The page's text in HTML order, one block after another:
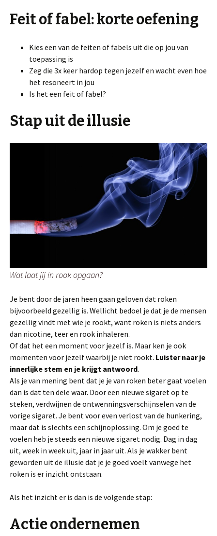
Feit of fabel: korte oefening
Kies een van de feiten of fabels uit die op jou van
toepassing is
Zeg die 3x keer hardop tegen jezelf en wacht even hoe
het resoneert in jou
Is het een feit of fabel?
Stap uit de illusie
Wat laat jij in rook opgaan?
Je bent door de jaren heen gaan geloven dat roken
bijvoorbeeld gezellig is. Wellicht bedoel je dat je de mensen
gezellig vindt met wie je rookt, want roken is niets anders
dan nicotine, teer en rook inhaleren.
Of dat het een moment voor jezelf is. Maar ken je ook
momenten voor jezelf waarbij je niet rookt. Luister naar je
innerlijke stem en je krijgt antwoord.
Als je van mening bent dat je je van roken beter gaat voelen
dan is dat ten dele waar. Door een nieuwe sigaret op te
steken, verdwijnen de ontwenningsverschijnselen van de
vorige sigaret. Je bent voor even verlost van de hunkering,
maar dat is slechts een schijnoplossing. Om je goed te
voelen heb je steeds een nieuwe sigaret nodig. Dag in dag
uit, week in week uit, jaar in jaar uit. Als je wakker bent
geworden uit de illusie dat je je goed voelt vanwege het
roken is er inzicht ontstaan.
Als het inzicht er is dan is de volgende stap:
Actie ondernemen